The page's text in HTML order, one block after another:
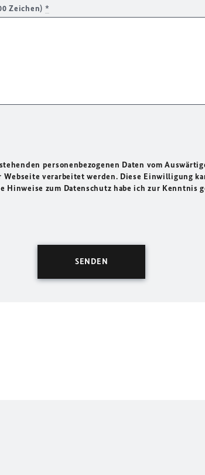
Zeichen) *
personenbezogenen Daten vom
Webseite verarbeitet werden. Diese Einwilligung
zum Datenschutz habe ich zur Kenntnis